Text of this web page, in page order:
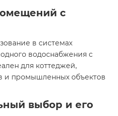
с
в системах
водоснабжения с
для коттеджей,
и промышленных объектов
выбор и его